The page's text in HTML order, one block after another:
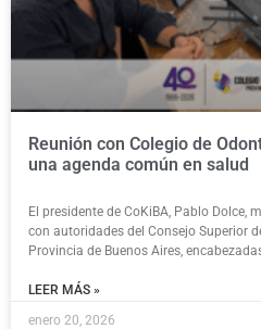
Reunión con Colegio de
una agenda común en salud
El presidente de CoKiBA, Pablo Dolce,
con autoridades del Consejo Superior
Provincia de Buenos Aires,
LEER MÁS »
enero 20, 2026